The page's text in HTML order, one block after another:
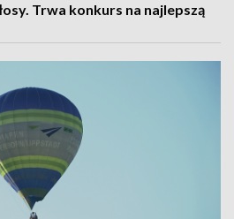
Trwa konkurs na najlepszą